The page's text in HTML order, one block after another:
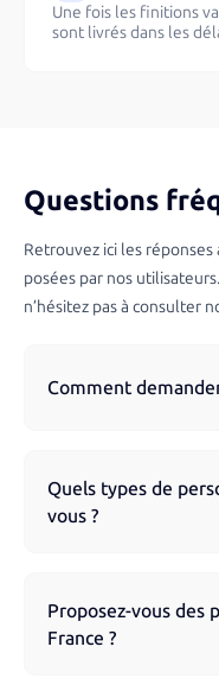
Une fois les finitions
sont livrés dans les
Questions
Retrouvez ici les
posées par nos
n’hésitez pas à consulter
Comment
Notre équipe vous
garantir un résultat
Quels types de
vous ?
gravure laser, flocage,
Chaque technique est
Proposez-vous des
France ?